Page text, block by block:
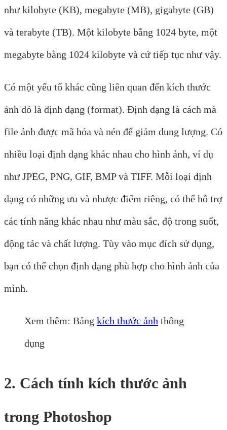
như kilobyte (KB), megabyte (MB), gigabyte (GB)
và terabyte (TB). Một kilobyte bằng 1024 byte, một
megabyte bằng 1024 kilobyte và cứ tiếp tục như vậy.
Có một yếu tố khác cũng liên quan đến kích thước
ảnh đó là định dạng (format). Định dạng là cách mà
file ảnh được mã hóa và nén để giảm dung lượng. Có
nhiều loại định dạng khác nhau cho hình ảnh, ví dụ
như JPEG, PNG, GIF, BMP và TIFF. Mỗi loại định
dạng có những ưu và nhược điểm riêng, có thể hỗ trợ
các tính năng khác nhau như màu sắc, độ trong suốt,
động tác và chất lượng. Tùy vào mục đích sử dụng,
bạn có thể chọn định dạng phù hợp cho hình ảnh của
mình.
Xem thêm: Bảng kích thước ảnh thông
dụng
2. Cách tính kích thước ảnh
trong Photoshop